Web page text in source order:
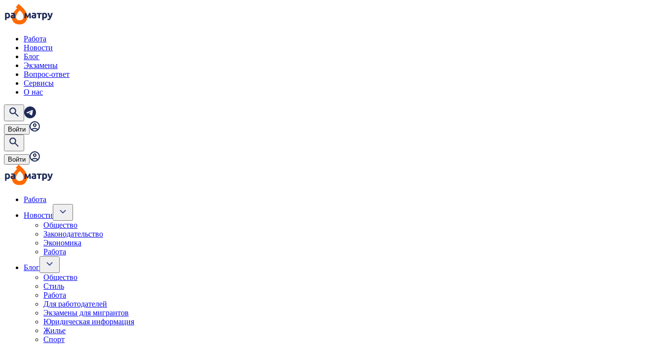
Работа
Новости
Блог
Экзамены
Вопрос-ответ
Сервисы
О нас
Войти
Войти
Работа
Новости
Общество
Законодательство
Экономика
Работа
Блог
Общество
Стиль
Работа
Для работодателей
Экзамены для мигрантов
Юридическая информация
Жилье
Спорт